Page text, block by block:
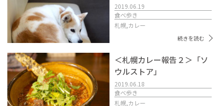
2019.06.19
食べ歩き
札幌,カレー
続きを読む
＜札幌カレー報告２＞「ソ
ウルストア」
2019.06.18
食べ歩き
札幌,カレー